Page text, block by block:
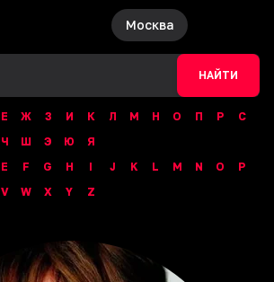
Москва
НАЙТИ
Е Ж З И К Л М Н О П Р
С
Ч Ш Э Ю
Я
E F G H I J K L M N O
P
V W X Y Z